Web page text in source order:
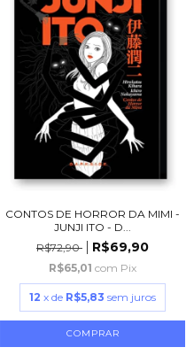
CONTOS DE HORROR DA MIMI -
JUNJI ITO - D...
R$72,90
R$69,90
R$65,01 com Pix
12 x de R$5,83 sem juros